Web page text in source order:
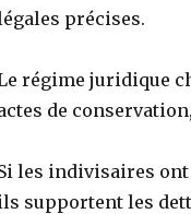
précises.
régime juridique
de
les indivisaires
supportent les